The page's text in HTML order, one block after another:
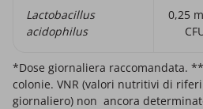
Lactobacillus
acidophilus
0,25
*Dose giornaliera raccomandata.
colonie. VNR (valori nutritivi di
giornaliero) non ancora